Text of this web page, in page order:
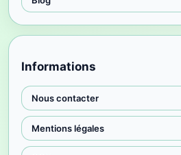
Informations
Nous contacter
Mentions légales